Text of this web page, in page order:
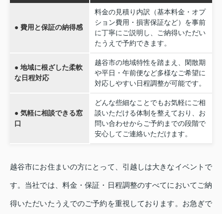
● 費用と保証の納得感
料金の見積り内訳（基本料金・オプ
ション費用・損害保証など）を事前
に丁寧にご説明し、ご納得いただい
たうえで予約できます。
● 地域に根ざした柔軟
な日程対応
越谷市の地域特性を踏まえ、閑散期
や平日・午前便など多様なご希望に
対応しやすい日程調整が可能です。
● 気軽に相談できる窓
口
どんな些細なことでもお気軽にご相
談いただける体制を整えており、お
問い合わせからご予約までの段階で
安心してご連絡いただけます。
越谷市にお住まいの方にとって、引越しは大きなイベントで
す。当社では、料金・保証・日程調整のすべてにおいてご納
得いただいたうえでのご予約を重視しております。お急ぎで